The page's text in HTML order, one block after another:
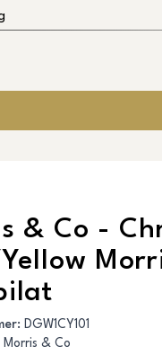
& Co -
: DGW1CY101
Morris & Co